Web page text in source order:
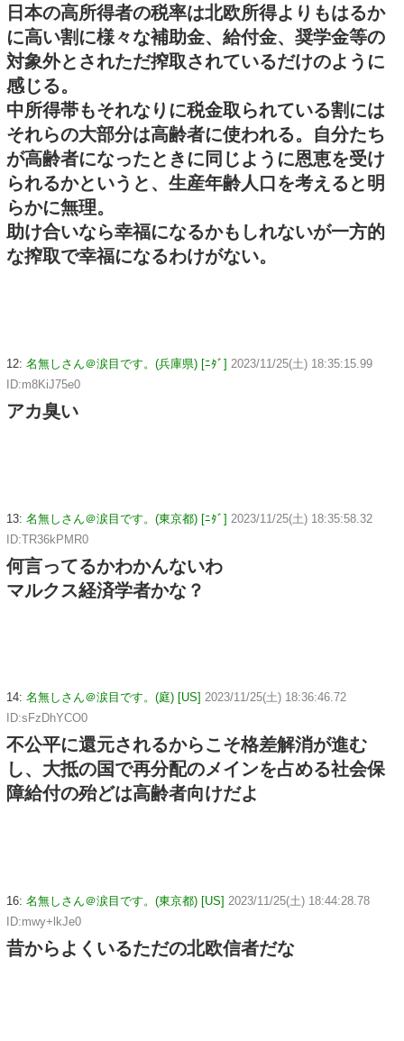
日本の高所得者の税率は北欧所得よりもはるか
に高い割に様々な補助金、給付金、奨学金等の
対象外とされただ搾取されているだけのように
感じる。
中所得帯もそれなりに税金取られている割には
それらの大部分は高齢者に使われる。自分たち
が高齢者になったときに同じように恩恵を受け
られるかというと、生産年齢人口を考えると明
らかに無理。
助け合いなら幸福になるかもしれないが一方的
な搾取で幸福になるわけがない。
12: 名無しさん＠涙目です。(兵庫県) [ﾆﾀﾞ] 2023/11/25(土) 18:35:15.99
ID:m8KiJ75e0
アカ臭い
13: 名無しさん＠涙目です。(東京都) [ﾆﾀﾞ] 2023/11/25(土) 18:35:58.32
ID:TR36kPMR0
何言ってるかわかんないわ
マルクス経済学者かな？
14: 名無しさん＠涙目です。(庭) [US] 2023/11/25(土) 18:36:46.72
ID:sFzDhYCO0
不公平に還元されるからこそ格差解消が進む
し、大抵の国で再分配のメインを占める社会保
障給付の殆どは高齢者向けだよ
16: 名無しさん＠涙目です。(東京都) [US] 2023/11/25(土) 18:44:28.78
ID:mwy+lkJe0
昔からよくいるただの北欧信者だな